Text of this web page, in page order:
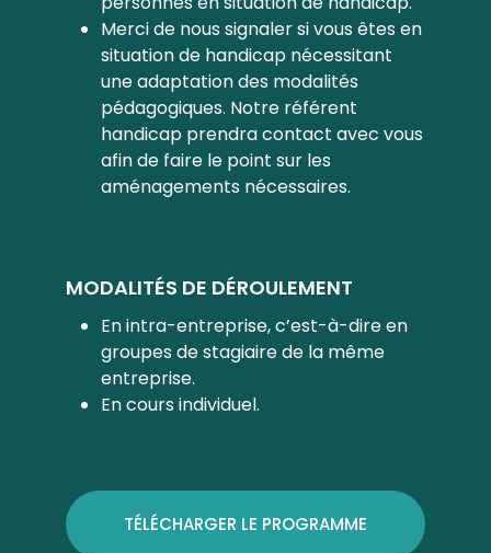
Merci de nous signaler si vous êtes en
situation de handicap nécessitant
une adaptation des modalités
pédagogiques. Notre référent
handicap prendra contact avec vous
afin de faire le point sur les
aménagements nécessaires.
MODALITÉS DE DÉROULEMENT
En intra-entreprise, c’est-à-dire en
groupes de stagiaire de la même
entreprise.
En cours individuel.
TÉLÉCHARGER LE PROGRAMME